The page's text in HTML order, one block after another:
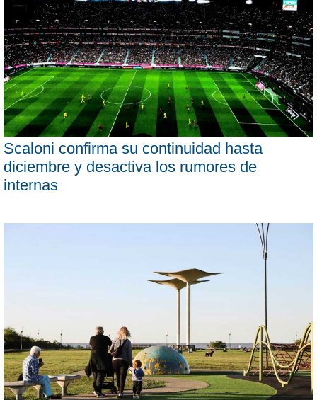
Scaloni confirma su continuidad hasta
diciembre y desactiva los rumores de
internas